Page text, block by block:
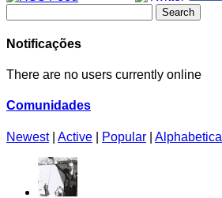
for:
Notificações
There are no users currently online
Comunidades
Newest Active Popular Alphabetical